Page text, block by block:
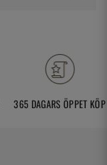
365 DAGARS ÖPPET KÖP